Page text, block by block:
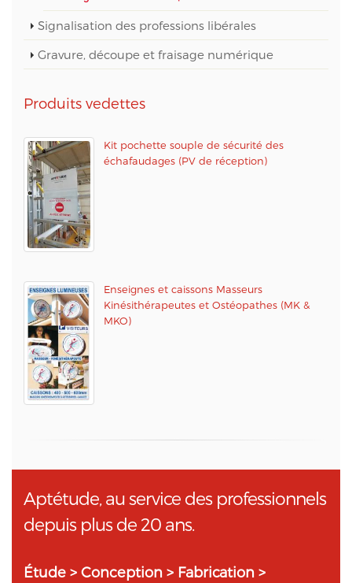
Signalisation des professions libérales
Gravure, découpe et fraisage numérique
Produits vedettes
Kit pochette souple de sécurité des
échafaudages (PV de réception)
Enseignes et caissons Masseurs
Kinésithérapeutes et Ostéopathes (MK &
MKO)
Aptétude, au service des professionnels
depuis plus de 20 ans.
Étude > Conception > Fabrication >